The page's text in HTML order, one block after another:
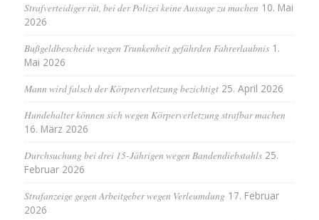
Strafverteidiger rät, bei der Polizei keine Aussage zu machen 10. Mai
2026
Bußgeldbescheide wegen Trunkenheit gefährden Fahrerlaubnis 1.
Mai 2026
Mann wird falsch der Körperverletzung bezichtigt 25. April 2026
Hundehalter können sich wegen Körperverletzung strafbar machen
16. März 2026
Durchsuchung bei drei 15-Jährigen wegen Bandendiebstahls 25.
Februar 2026
Strafanzeige gegen Arbeitgeber wegen Verleumdung 17. Februar
2026